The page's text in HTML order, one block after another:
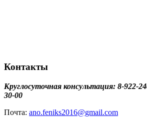
Контакты
Круглосуточная консультация: 8-922-
30-00
Почта: ano.feniks2016@gmail.com